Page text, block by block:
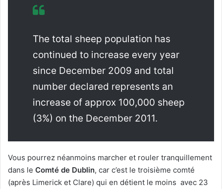
The total sheep population has
continued to increase every year
since December 2009 and total
number declared represents an
increase of approx 100,000 sheep
(3%) on the December 2011.
Vous pourrez néanmoins marcher et rouler tranquillement
dans le Comté de Dublin, car c’est le troisième comté
(après Limerick et Clare) qui en détient le moins avec 23